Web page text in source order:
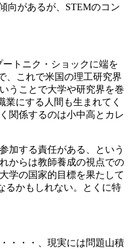
向があるが、STEMのコン
トニク・ショックに端を
、これで米国の理工研究界
うことで大学や研究界を巻
にする人間も生まれてく
関係するのは小中高とカレ
加する責任がある、という
からは教師養成の視点での
学の国家的目標を果たして
るかもしれない。とくに特
・・・、現実には問題山積